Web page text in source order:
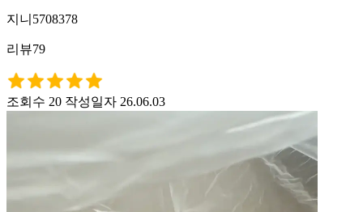
지니5708378
리뷰79
조회수 20 작성일자 26.06.03